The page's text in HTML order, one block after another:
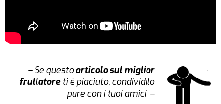
– Se questoarticolo sul miglior
frullatoreti è piaciuto, condividilo
pure con i tuoi amici. –